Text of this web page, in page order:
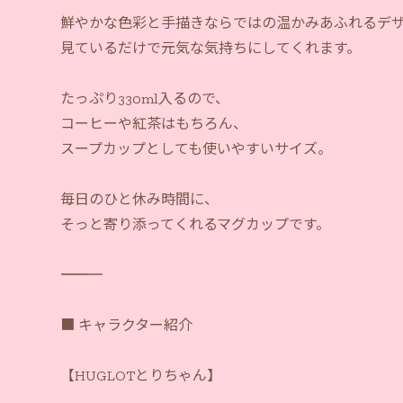
鮮やかな色彩と手描きならではの温かみあふれるデザ
見ているだけで元気な気持ちにしてくれます。
たっぷり330ml入るので、
コーヒーや紅茶はもちろん、
スープカップとしても使いやすいサイズ。
毎日のひと休み時間に、
そっと寄り添ってくれるマグカップです。
―――――――――――
■ キャラクター紹介
【HUGLOTとりちゃん】